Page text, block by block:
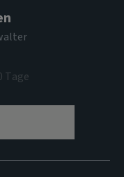
Tage